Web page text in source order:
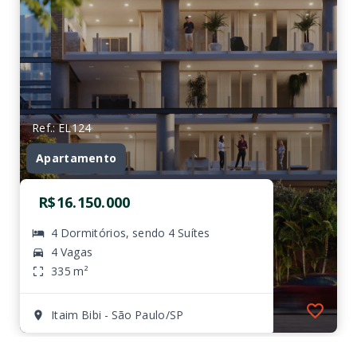
Ref.: EL124
Apartamento
R$16.150.000
4 Dormitórios, sendo 4 Suítes
4 Vagas
335 m²
Itaim Bibi - São Paulo/SP